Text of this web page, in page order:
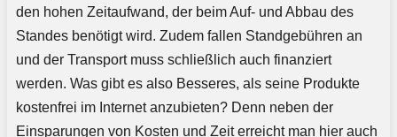
den hohen Zeitaufwand, der beim Auf- und Abbau des
Standes benötigt wird. Zudem fallen Standgebühren an
und der Transport muss schließlich auch finanziert
werden. Was gibt es also Besseres, als seine Produkte
kostenfrei im Internet anzubieten? Denn neben der
Einsparungen von Kosten und Zeit erreicht man hier auch